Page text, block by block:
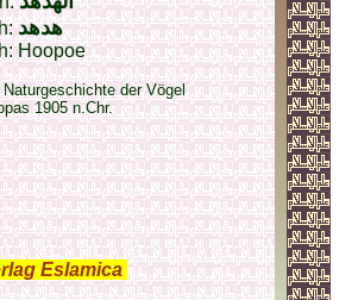
هدهد
Hoopoe
der Vögel
1905 n.Chr.
Eslamica